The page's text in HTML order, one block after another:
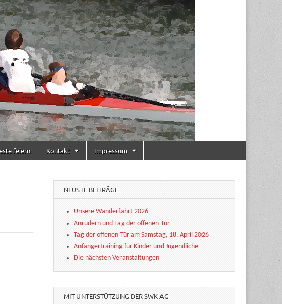
feiern Kontakt Impressum
NEUSTE BEITRÄGE
Unsere Wanderfahrt 2026
Anrudern und Tag der offenen Tür
Tag der offenen Tür am Samstag, 18. April 2026
Anfängertraining für Kinder und Jugendliche
Die nächsten Veranstaltungen
MIT UNTERSTÜTZUNG DER SWK AG